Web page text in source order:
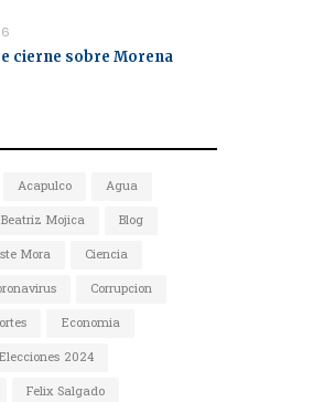
cierne sobre Morena
Acapulco
Agua
Beatriz Mojica
Blog
Mora
Ciencia
Corrupcion
Economia
Elecciones 2024
Felix Salgado